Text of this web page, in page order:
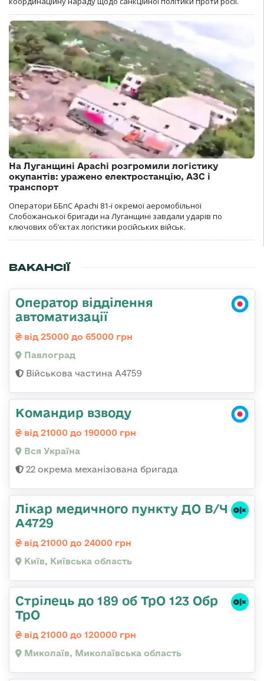
На Луганщині Apachi розгромили логістику
окупантів: уражено електростанцію, АЗС і
транспорт
Оператори ББпС Apachi 81-ї окремої аеромобільної
Слобожанської бригади на Луганщині завдали ударів по
ключових об’єктах логістики російських військ.
ВАКАНСІЇ
Оператор відділення
автоматизації
від 25000 до 65000 грн
Павлоград
Військова частина А4759
Командир взводу
від 21000 до 190000 грн
Вся Україна
22 окрема механізована бригада
Лікар медичного пункту ДО В/Ч
А4729
від 21000 до 24000 грн
Київ, Київська область
Стрілець до 189 об ТрО 123 Обр
ТрО
від 21000 до 120000 грн
Миколаїв, Миколаївська область